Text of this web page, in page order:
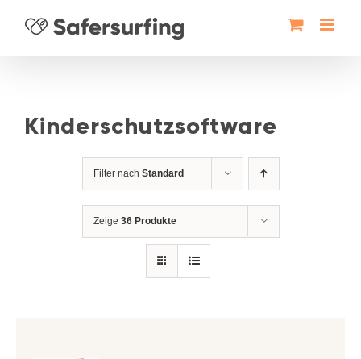
Inhalt
Kinderschutzsoftware
Filter nach Standard
Zeige 36 Produkte